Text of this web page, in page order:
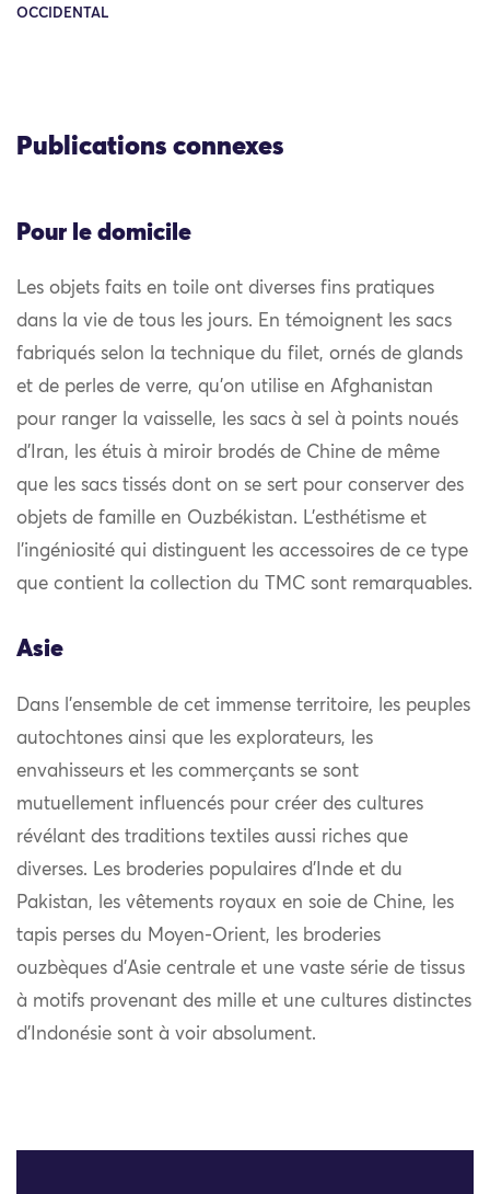
OCCIDENTAL
Publications connexes
Pour le domicile
Les objets faits en toile ont diverses fins pratiques
dans la vie de tous les jours. En témoignent les sacs
fabriqués selon la technique du filet, ornés de glands
et de perles de verre, qu’on utilise en Afghanistan
pour ranger la vaisselle, les sacs à sel à points noués
d’Iran, les étuis à miroir brodés de Chine de même
que les sacs tissés dont on se sert pour conserver des
objets de famille en Ouzbékistan. L’esthétisme et
l’ingéniosité qui distinguent les accessoires de ce type
que contient la collection du TMC sont remarquables.
Asie
Dans l’ensemble de cet immense territoire, les peuples
autochtones ainsi que les explorateurs, les
envahisseurs et les commerçants se sont
mutuellement influencés pour créer des cultures
révélant des traditions textiles aussi riches que
diverses. Les broderies populaires d’Inde et du
Pakistan, les vêtements royaux en soie de Chine, les
tapis perses du Moyen-Orient, les broderies
ouzbèques d’Asie centrale et une vaste série de tissus
à motifs provenant des mille et une cultures distinctes
d’Indonésie sont à voir absolument.